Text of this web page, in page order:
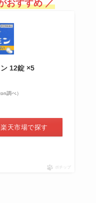
キャンセラーは100
止なの？
シェーディングが売
スカラーは100均で
代わりになるものは手
おすすめ ／
12錠 ×5
調べ）
楽天市場で探す
ポチップ